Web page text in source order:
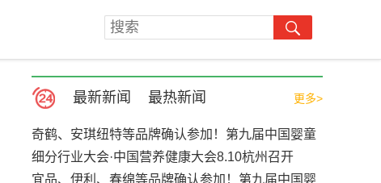
最新新闻 最热新闻 更多>
奇鹤、安琪纽特等品牌确认参加！第九届中国婴童
细分行业大会·中国营养健康大会8.10杭州召开
宜品、伊利、春绵等品牌确认参加！第九届中国婴